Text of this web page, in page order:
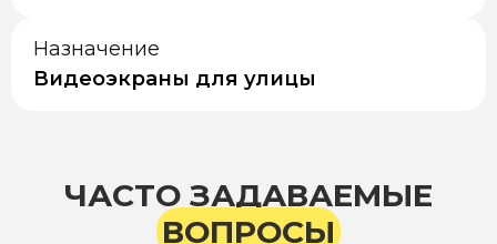
Назначение
Видеоэкраны для улицы
ЧАСТО ЗАДАВАЕМЫЕ
ВОПРОСЫ